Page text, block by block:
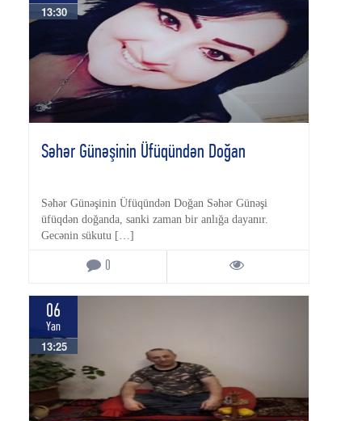
13:30
Səhər Günəşinin Üfüqündən Doğan
Səhər Günəşinin Üfüqündən Doğan Səhər Günəşi
üfüqdən doğanda, sanki zaman bir anlığa dayanır.
Gecənin sükutu […]
0
06
Yan
13:25